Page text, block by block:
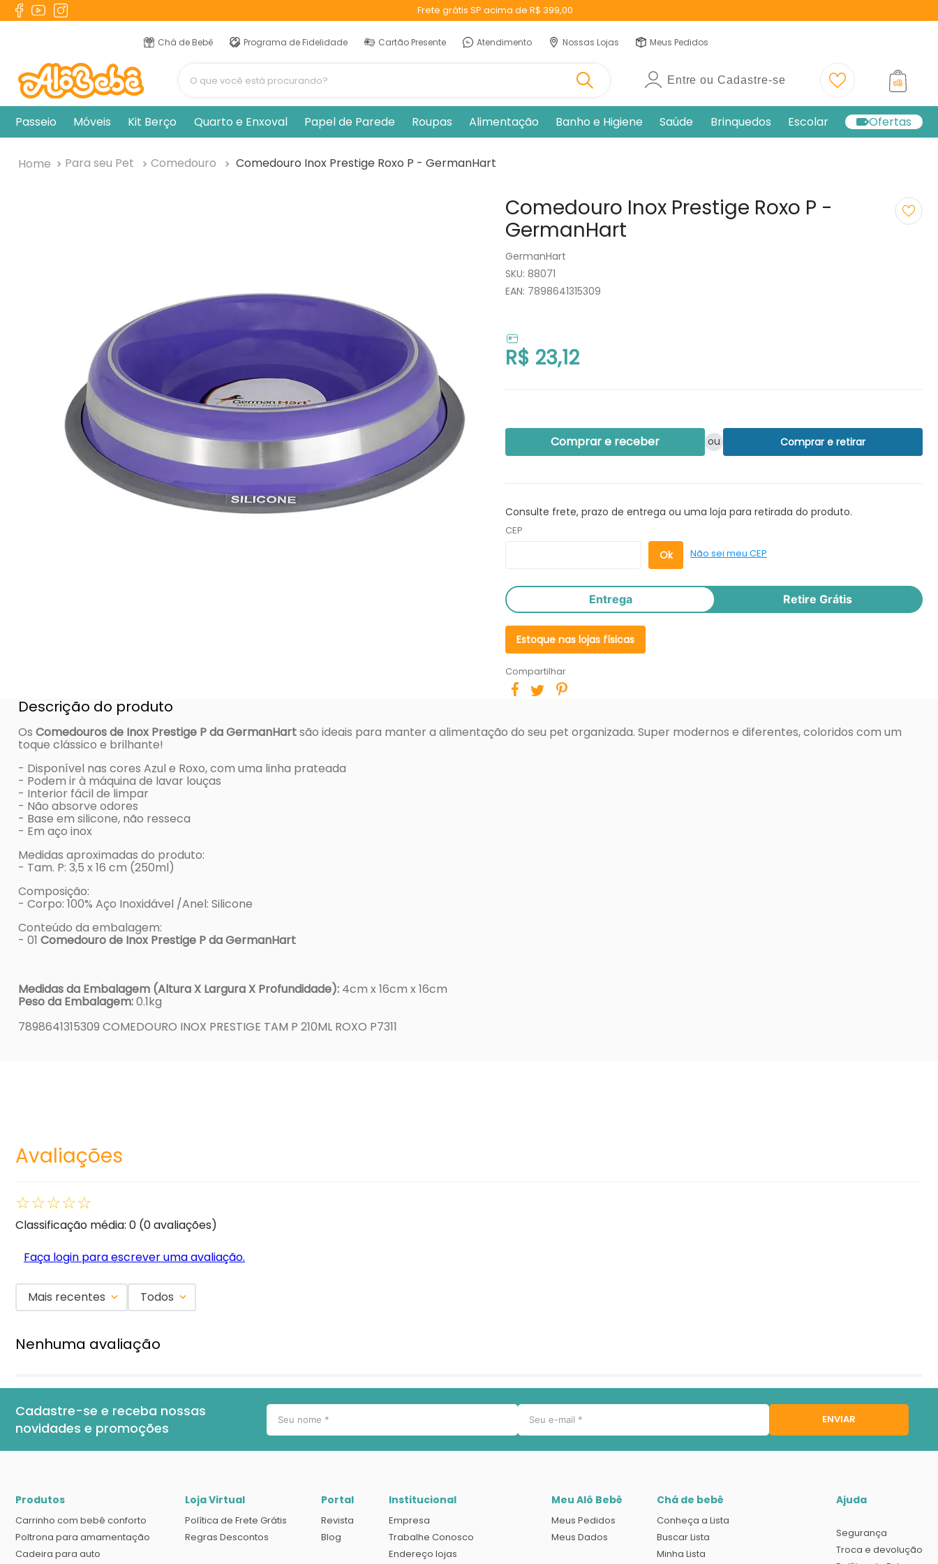
Frete grátis SP acima de R$ 399,00
Chá de Bebê Programa de Fidelidade Cartão Presente Atendimento Nossas Lojas Meus Pedidos
Entre ou Cadastre-se
Passeio Móveis Kit Berço Quarto e Enxoval Papel de Parede Roupas Alimentação Banho e Higiene Saúde Brinquedos Escolar Ofertas
Para seu Pet Comedouro Comedouro Inox Prestige Roxo P - GermanHart
Comedouro Inox Prestige Roxo P -
GermanHart
GermanHart
: 88071
EAN: 7898641315309
R$ 23,12
Comprar e receber ou Comprar e retirar
Consulte frete, prazo de entrega ou uma loja para retirada do produto.
CEP
Não sei meu CEP
Entrega Retire Grátis
Estoque nas lojas físicas
Compartilhar
Descrição do produto
Os Comedouros de Inox Prestige P da GermanHartsão ideais para manter a alimentação do seu pet organizada. Super modernos e diferentes, coloridos com um
toque clássico e brilhante!
- Disponível nas cores Azul e Roxo, com uma linha prateada
- Podem ir à máquina de lavar louças
- Interior fácil de limpar
- Não absorve odores
- Base em silicone, não resseca
- Em aço inox
Medidas aproximadas do produto:
- Tam. P: 3,5 x 16 cm (250ml)
Composição:
- Corpo: 100% Aço Inoxidável /Anel: Silicone
Conteúdo da embalagem:
- 01 Comedouro de Inox Prestige P da GermanHart
Medidas da Embalagem (Altura X Largura X Profundidade): 4cm x 16cm x 16cm
Peso da Embalagem:0.1kg
7898641315309 COMEDOURO INOX PRESTIGE TAM P 210ML ROXO P7311
Avaliações
☆☆☆☆☆
Classificação média: 0 (0 avaliações)
Faça login para escrever uma avaliação.
Mais recentes Todos
Nenhuma avaliação
Cadastre-se e receba nossas
novidades e promoções
ENVIAR
Produtos
Carrinho com bebê conforto
Poltrona para amamentação
Cadeira para auto
Loja Virtual
Política de Frete Grátis
Regras Descontos
Portal
Revista
Blog
Institucional
Empresa
Trabalhe Conosco
Endereço lojas
Meu Alô Bebê
Meus Pedidos
Meus Dados
Chá de bebê
Conheça a Lista
Buscar Lista
Minha Lista
Ajuda
Segurança
Troca e devolução
TERMOS MAIS BUSCADOS
naninha
3º
toalha banho
4º
chupeta
º
fralda